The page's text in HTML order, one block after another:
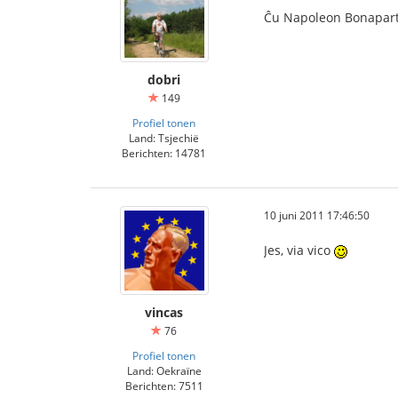
dobri
149
Profiel tonen
Land: Tsjechië
Berichten: 14781
Ĉu Napoleon
vincas
76
Profiel tonen
Land: Oekraïne
Berichten: 7511
10 juni 2011 17:46:50
Jes, via vico